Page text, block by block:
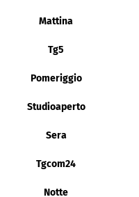
Mattina
Tg5
Pomeriggio
Studioaperto
Sera
Tgcom24
Notte